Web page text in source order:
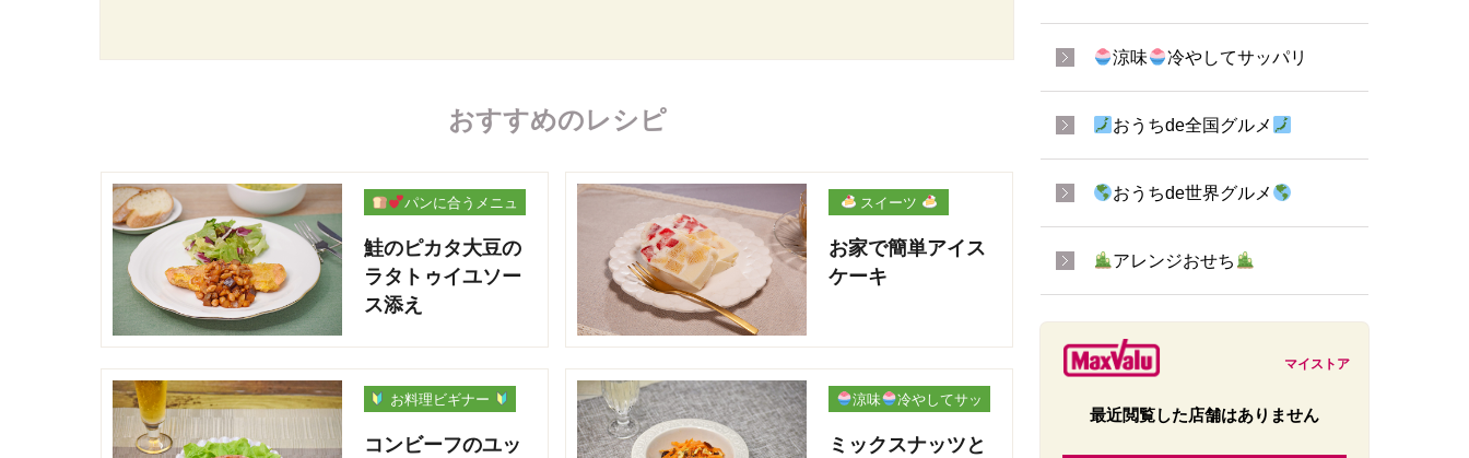
おすすめのレシピ
パンに合うメニュ
鮭のピカタ大豆の
ラタトゥイユソー
ス添え
スイーツ
お家で簡単アイス
ケーキ
お料理ビギナー
コンビーフのユッ
涼味
冷やしてサッ
ミックスナッツと
涼味 冷やしてサッパリ
おうちde全国グルメ
おうちde世界グルメ
アレンジおせち
マイストア
最近閲覧した店舗はありません